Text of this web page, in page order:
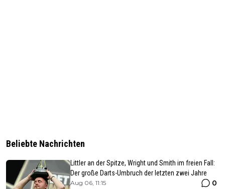
Beliebte Nachrichten
Littler an der Spitze, Wright und Smith im freien Fall:
Der große Darts-Umbruch der letzten zwei Jahre
Aug 06, 11:15 0